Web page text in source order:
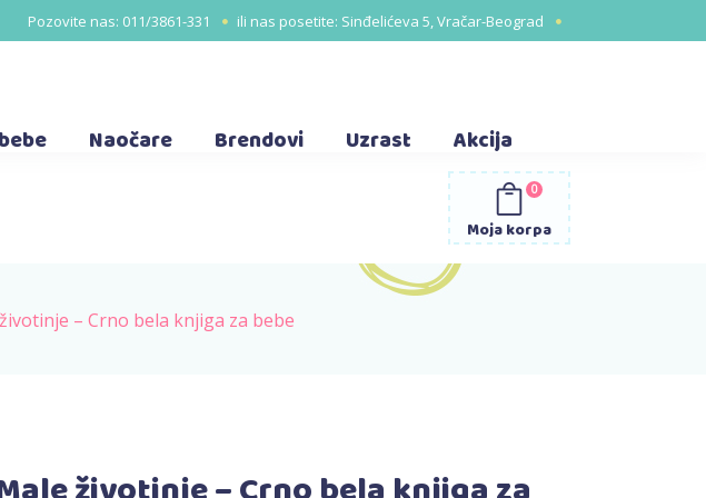
Pozovite nas: 011/3861-331 ili nas posetite: Sinđelićeva 5, Vračar-Beograd
Naočare Brendovi Uzrast Akcija
Moja korpa
0
– Crno bela knjiga za bebe